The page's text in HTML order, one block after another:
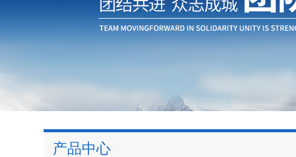
产品中心